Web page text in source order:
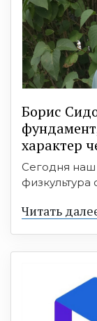
Борис
характер
Сегодня наш
физкультура
Читать